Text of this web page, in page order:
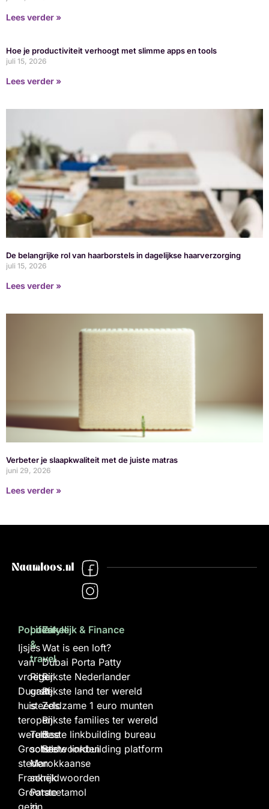
Lees verder »
Hoe je productiviteit verhoogt met slimme apps en tools
juli 15, 2026
Lees verder »
De belangrijke rol van haarborstels in dagelijkse haarverzorging
juli 15, 2026
Lees verder »
Verbeter je slaapkwaliteit met de juiste matras
juni 29, 2026
Lees verder »
Populair
Ijsjes
van
vroeger
Duurste
huis
ter
wereld
Grootste
steden
Frankrijk
Grootste
gezin
Lifestyle
&
travel
Rits
gaat
steeds
open
Turkse
scheldwoorden
Marokkaanse
scheldwoorden
Paracetamol
in
Zakelijk & Finance
Wat is een loft?
Dubai Porta Patty
Rijkste Nederlander
Rijkste land ter wereld
Zeldzame 1 euro munten
Rijkste families ter wereld
Beste linkbuilding bureau
Beste linkbuilding platform